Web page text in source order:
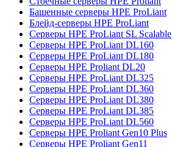
Башенные серверы HPE ProLiant
Блейд-серверы HPE ProLiant
Серверы HPE ProLiant SL Scalable
Серверы HPE ProLiant DL160
Серверы HPE ProLiant DL180
Серверы HPE Proliant DL20
Серверы HPE ProLiant DL325
Серверы HPE ProLiant DL360
Серверы HPE ProLiant DL380
Серверы HPE ProLiant DL385
Серверы HPE ProLiant DL560
Серверы HPE Proliant Gen10 Plus
Серверы HPE Proliant Gen11